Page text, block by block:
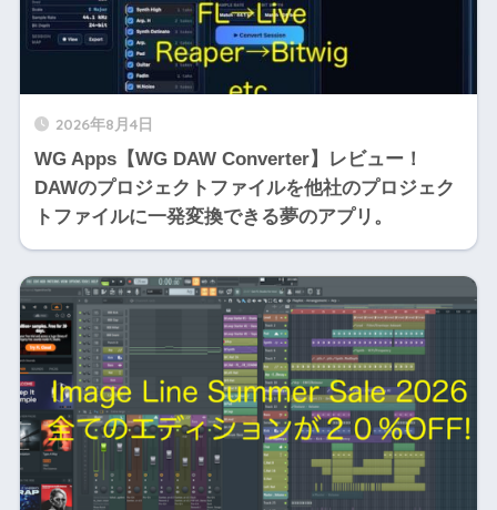
2026年8月4日
WG Apps【WG DAW Converter】レビュー！
DAWのプロジェクトファイルを他社のプロジェク
トファイルに一発変換できる夢のアプリ。